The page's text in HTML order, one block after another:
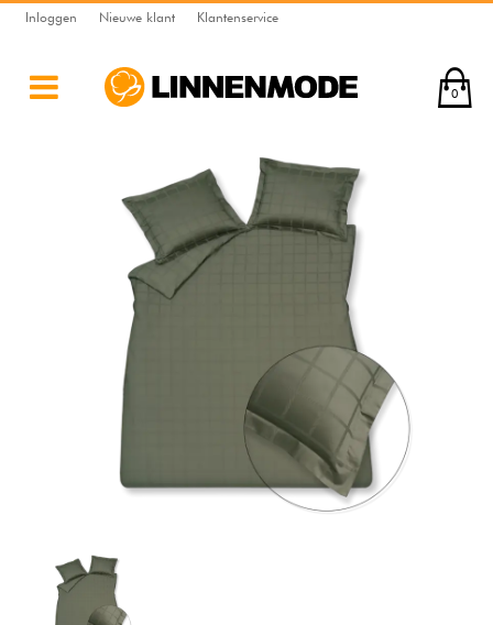
Inloggen Nieuwe klant Klantenservice
0